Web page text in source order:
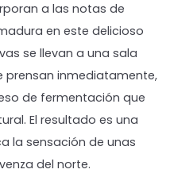
a las notas de
en este delicioso
se llevan a una sala
prensan inmediatamente,
de fermentación que
El resultado es una
la sensación de unas
del norte.